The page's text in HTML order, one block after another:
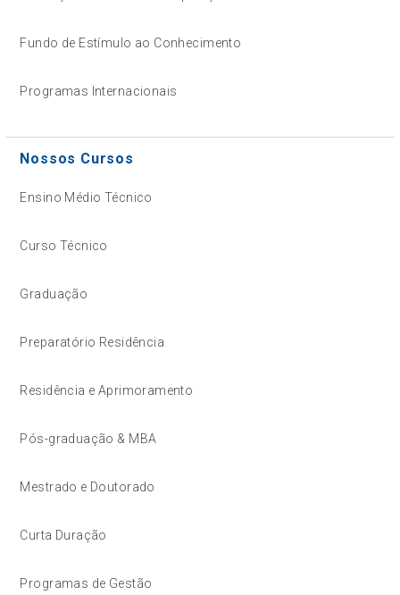
Fundo de Estímulo ao Conhecimento
Programas Internacionais
Nossos Cursos
Ensino Médio Técnico
Curso Técnico
Graduação
Preparatório Residência
Residência e Aprimoramento
Pós-graduação & MBA
Mestrado e Doutorado
Curta Duração
Programas de Gestão